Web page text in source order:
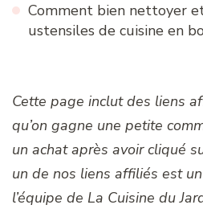
Comment bien nettoyer
ustensiles de cuisine en
Cette page inclut des liens
qu’on gagne une petite
un achat après avoir cliqué
un de nos liens affiliés est
l’équipe de La Cuisine du